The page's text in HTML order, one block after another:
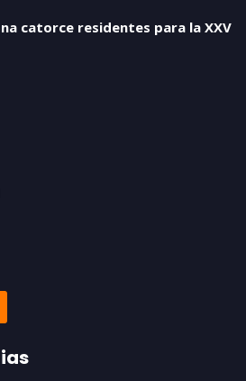
catorce residentes para la XXV